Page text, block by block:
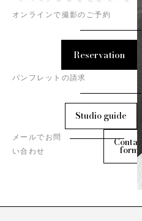
オンラインで撮影のご予約
Reservation
パンフレットの請求
Studio guide
メールでお問
い合わせ
Contact
form